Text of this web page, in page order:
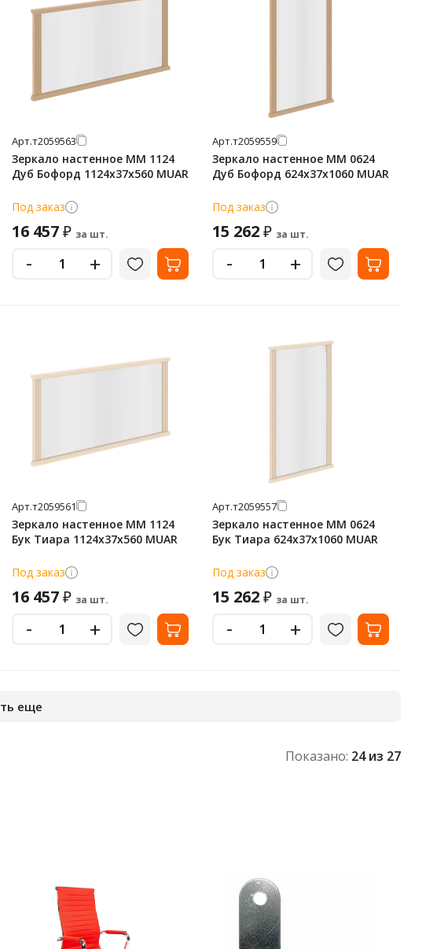
Арт.т2059563
Зеркало настенное MM 1124
Дуб Бофорд 1124х37х560 MUAR
Под заказ
16 457₽ за шт.
- +
Арт.т2059559
Зеркало настенное MM 0624
Дуб Бофорд 624х37х1060 MUAR
Под заказ
15 262₽ за шт.
- +
Арт.т2059561
Зеркало настенное MM 1124
Бук Тиара 1124х37х560 MUAR
Под заказ
16 457₽ за шт.
- +
Арт.т2059557
Зеркало настенное MM 0624
Бук Тиара 624х37х1060 MUAR
Под заказ
15 262₽ за шт.
- +
еще
Показано: 24из 27